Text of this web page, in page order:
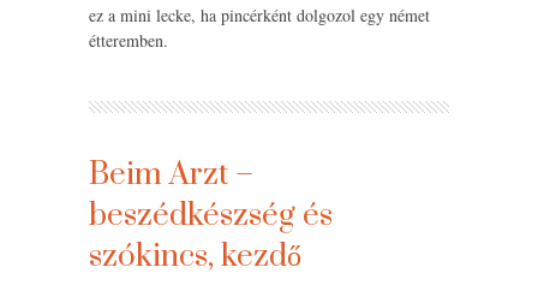
ez a mini lecke, ha pincérként dolgozol egy német
étteremben.
Beim Arzt –
beszédkészség és
szókincs, kezdő